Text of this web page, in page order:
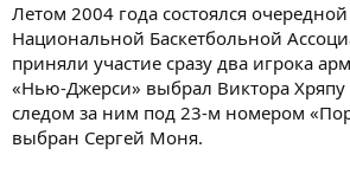
Летом 2004 года состоялся
Национальной Баскетбольной
приняли участие сразу два игрока
«Нью-Джерси» выбрал Виктора
следом за ним под 23-м номером
выбран Сергей Моня.